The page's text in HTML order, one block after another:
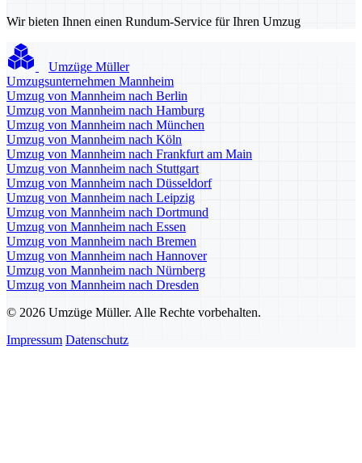
Wir bieten Ihnen einen Rundum-Service für Ihren Umzug
Umzüge Müller
Umzugsunternehmen Mannheim
Umzug von Mannheim nach Berlin
Umzug von Mannheim nach Hamburg
Umzug von Mannheim nach München
Umzug von Mannheim nach Köln
Umzug von Mannheim nach Frankfurt am Main
Umzug von Mannheim nach Stuttgart
Umzug von Mannheim nach Düsseldorf
Umzug von Mannheim nach Leipzig
Umzug von Mannheim nach Dortmund
Umzug von Mannheim nach Essen
Umzug von Mannheim nach Bremen
Umzug von Mannheim nach Hannover
Umzug von Mannheim nach Nürnberg
Umzug von Mannheim nach Dresden
© 2026 Umzüge Müller. Alle Rechte vorbehalten.
Impressum Datenschutz